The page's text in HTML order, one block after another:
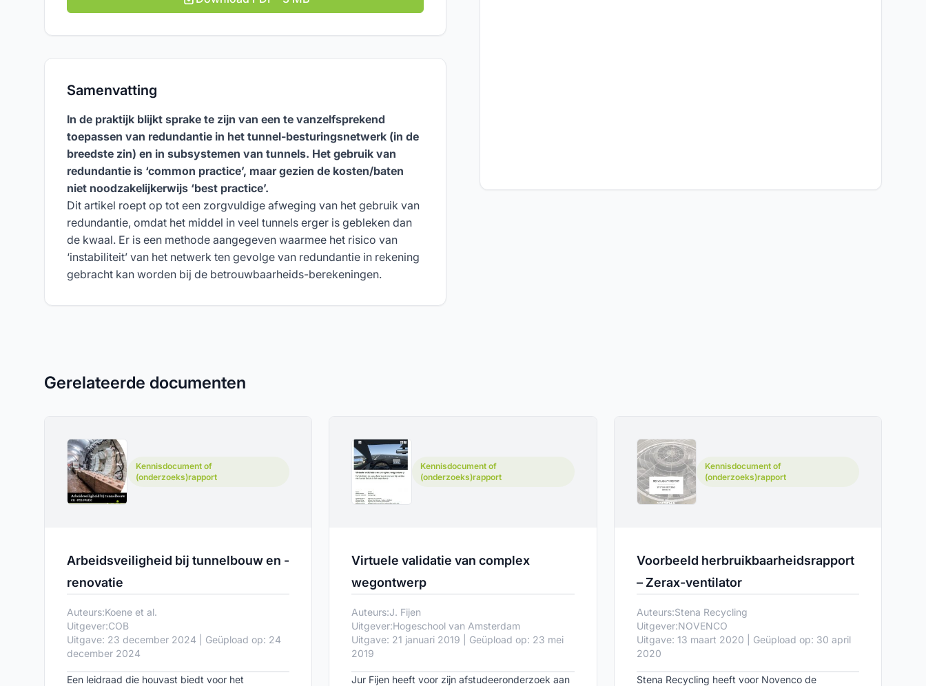
Samenvatting
In de praktijk blijkt sprake te zijn van een te vanzelfsprekend
toepassen van redundantie in het tunnel-besturingsnetwerk (in de
breedste zin) en in subsystemen van tunnels. Het gebruik van
redundantie is ‘common practice’, maar gezien de kosten/baten
niet noodzakelijkerwijs ‘best practice’.
Dit artikel roept op tot een zorgvuldige afweging van het gebruik van
redundantie, omdat het middel in veel tunnels erger is gebleken dan
de kwaal. Er is een methode aangegeven waarmee het risico van
‘instabiliteit’ van het netwerk ten gevolge van redundantie in rekening
gebracht kan worden bij de betrouwbaarheids-berekeningen.
Gerelateerde documenten
Kennisdocument of
(onderzoeks)rapport
Arbeidsveiligheid bij tunnelbouw en -
renovatie
Auteurs:Koene et al.
Uitgever:COB
Uitgave: 23 december 2024 | Geüpload op: 24
december 2024
Een leidraad die houvast biedt voor het
Kennisdocument of
(onderzoeks)rapport
Virtuele validatie van complex
wegontwerp
Auteurs:J. Fijen
Uitgever:Hogeschool van Amsterdam
Uitgave: 21 januari 2019 | Geüpload op: 23 mei
2019
Jur Fijen heeft voor zijn afstudeeronderzoek aan
Kennisdocument of
(onderzoeks)rapport
Voorbeeld herbruikbaarheidsrapport
– Zerax-ventilator
Auteurs:Stena Recycling
Uitgever:NOVENCO
Uitgave: 13 maart 2020 | Geüpload op: 30 april
2020
Stena Recycling heeft voor Novenco de